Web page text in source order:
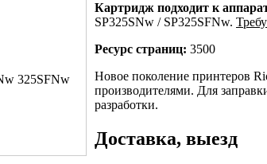
325SFNw
Картридж подходит к
SP325SNw / SP325SFNw.
Ресурс страниц: 3500
Новое поколение принтеров
производителями. Для
разработки.
Доставка, выезд